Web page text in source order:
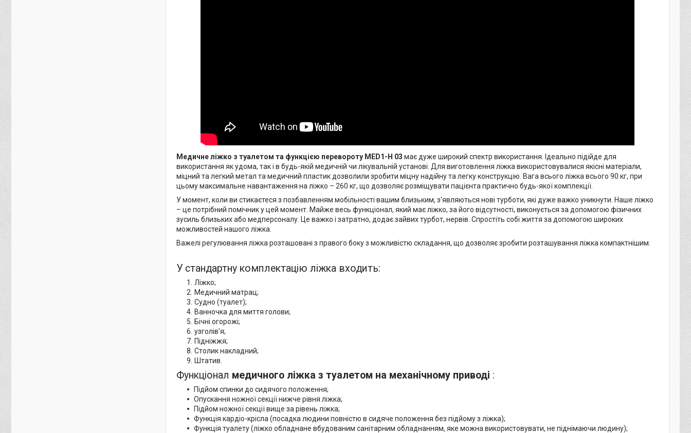
Медичне ліжко з туалетом та функцією перевороту MED1-H 03 має дуже широкий спектр використання. Ідеально підійде для
використання як удома, так і в будь-якій медичній чи лікувальній установі. Для виготовлення ліжка використовувалися якісні матеріали,
міцний та легкий метал та медичний пластик дозволили зробити міцну надійну та легку конструкцію. Вага всього ліжка всього 90 кг, при
цьому максимальне навантаження на ліжко – 260 кг, що дозволяє розміщувати пацієнта практично будь-якої комплекції.
У момент, коли ви стикаєтеся з позбавленням мобільності вашим близьким, з'являються нові турботи, які дуже важко уникнути. Наше ліжко
– це потрібний помічник у цей момент. Майже весь функціонал, який має ліжко, за його відсутності, виконується за допомогою фізичних
зусиль близьких або медперсоналу. Це важко і затратно, додає зайвих турбот, нервів. Спростіть собі життя за допомогою широких
можливостей нашого ліжка.
Важелі регулювання ліжка розташовані з правого боку з можливістю складання, що дозволяє зробити розташування ліжка компактнішим.
У стандартну комплектацію ліжка входить:
Ліжко;
Медичний матрац;
Судно (туалет);
Ванночка для миття голови;
Бічні огорожі;
узголів'я;
Підніжжя;
Столик накладний;
Штатив.
Функціонал медичного ліжка з туалетом на механічному приводі :
Підйом спинки до сидячого положення;
Опускання ножної секції нижче рівня ліжка;
Підйом ножної секції вище за рівень ліжка;
Функція кардіо-крісла (посадка людини повністю в сидяче положення без підйому з ліжка);
Функція туалету (ліжко обладнане вбудованим санітарним обладнанням, яке можна використовувати, не піднімаючи людину);